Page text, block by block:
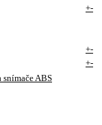
+-
+-
+-
ABS